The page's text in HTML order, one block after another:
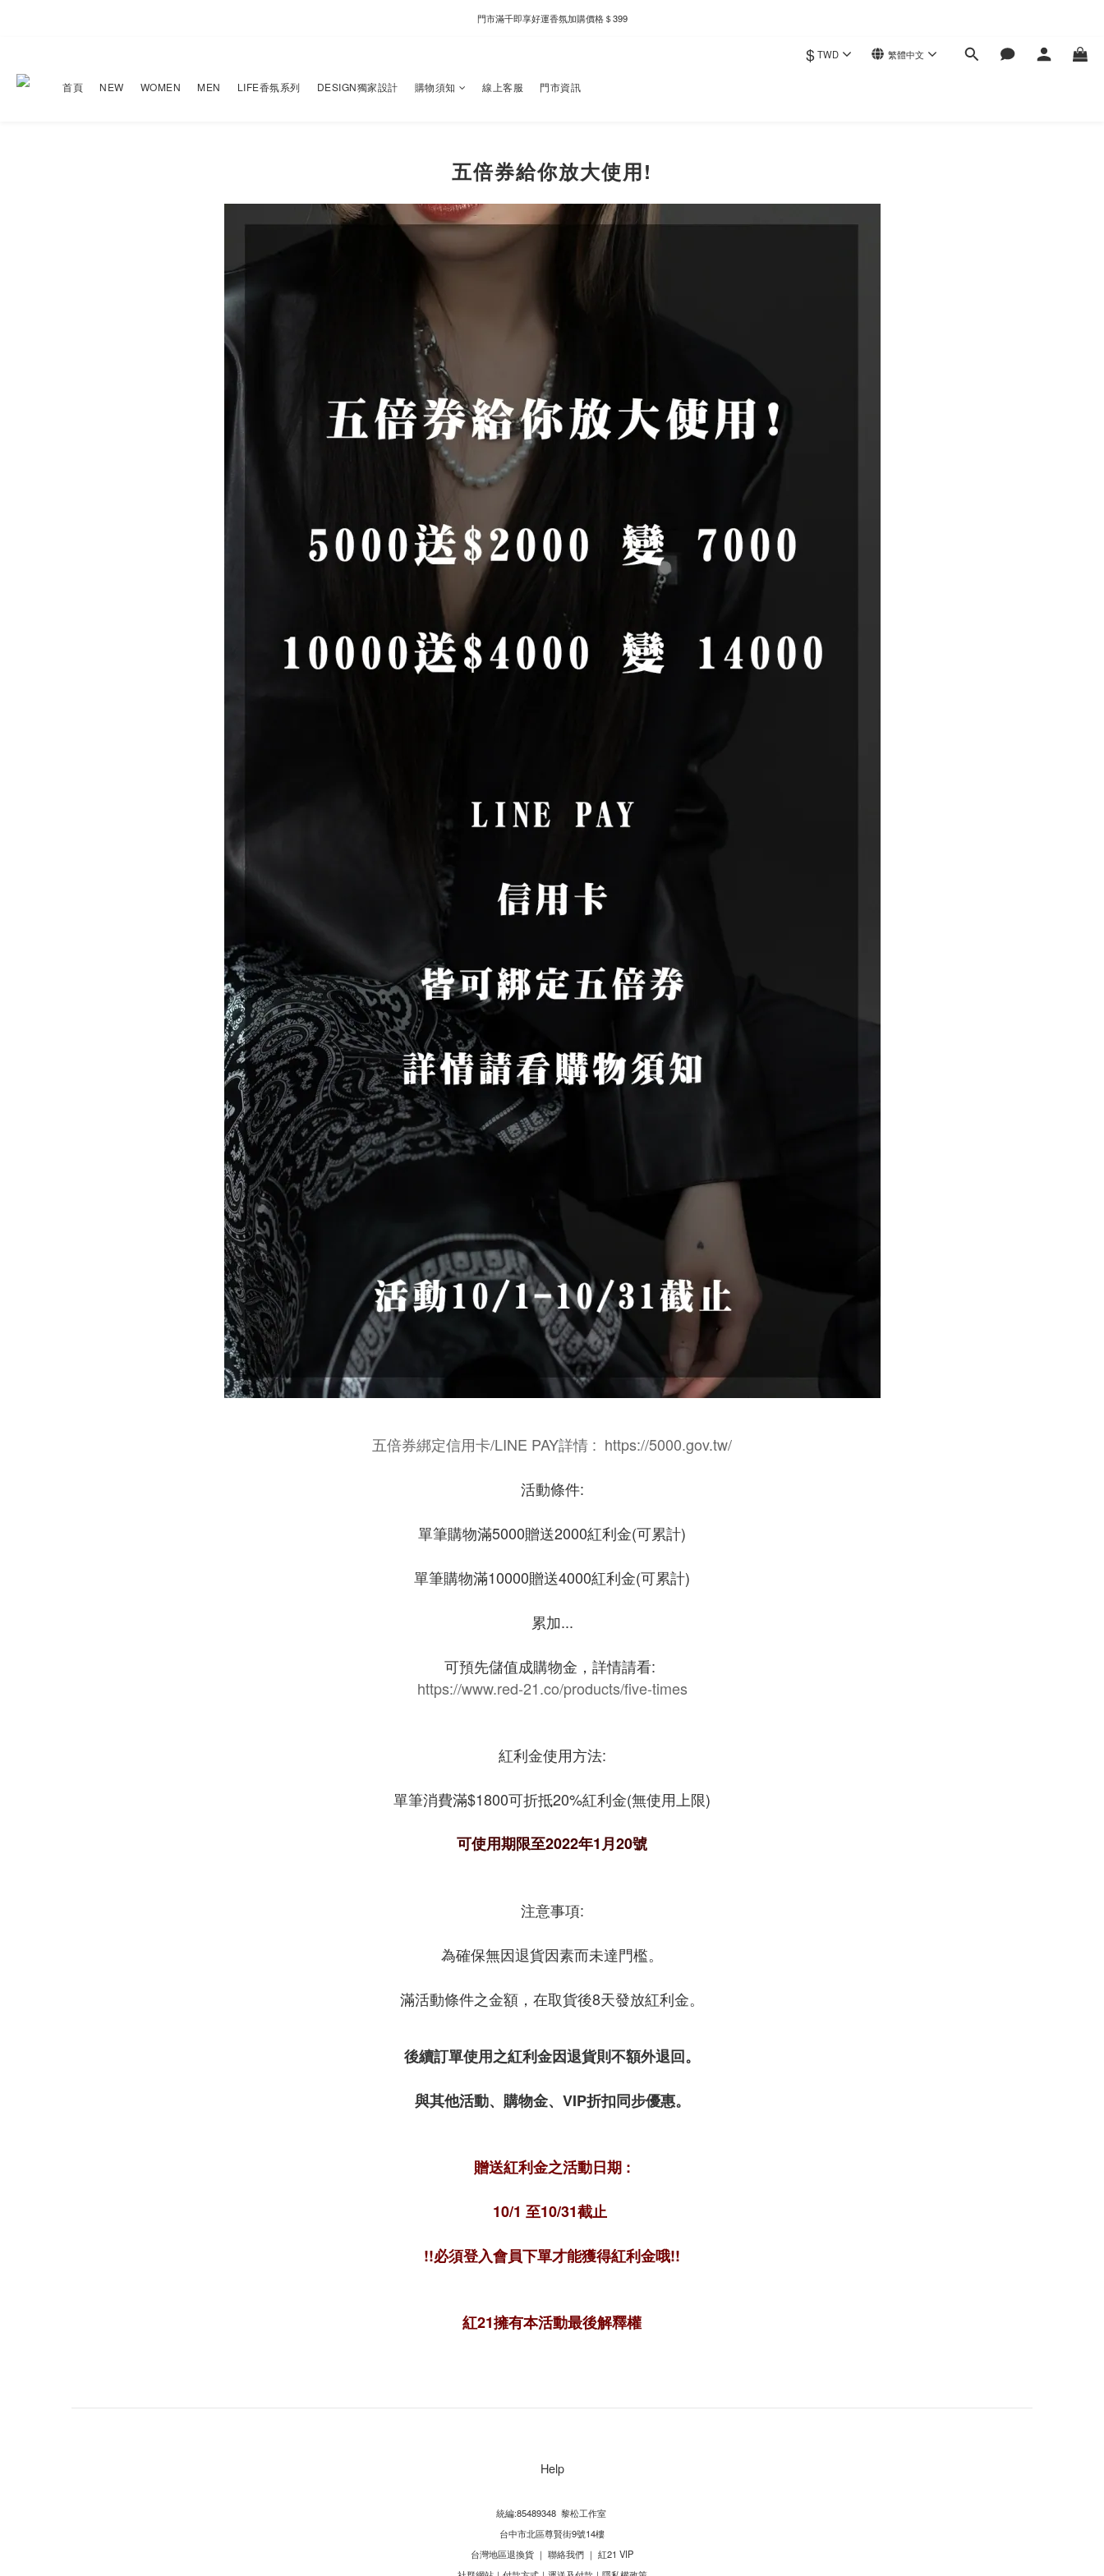
新自製款系列首批限時優惠｜單件95折，任兩件9折
新自製款系列首批限時優惠｜單件95折，任兩件9折
$ TWD 繁體中文
首頁 NEW WOMEN MEN LIFE香氛系列 DESIGN獨家設計 購物須知 線上客服 門市資訊
五倍券給你放大使用!
五倍券綁定信用卡/LINE PAY詳情 : https://5000.gov.tw/
活動條件:
單筆購物滿5000贈送2000紅利金(可累計)
單筆購物滿10000贈送4000紅利金(可累計)
累加...
可預先儲值成購物金，詳情請看:
https://www.red-21.co/products/five-times
紅利金使用方法:
單筆消費滿$1800可折抵20%紅利金(無使用上限)
可使用期限至2022年1月20號
注意事項:
為確保無因退貨因素而未達門檻。
滿活動條件之金額，在取貨後8天發放紅利金。
後續訂單使用之紅利金因退貨則不額外退回。
與其他活動、購物金、VIP折扣同步優惠。
贈送紅利金之活動日期 :
10/1 至10/31截止
!!必須登入會員下單才能獲得紅利金哦!!
紅21擁有本活動最後解釋權
Help
統編:85489348 黎松工作室
台中市北區尊賢街9號14樓
台灣地區退換貨 ｜ 聯絡我們 ｜ 紅21 VIP